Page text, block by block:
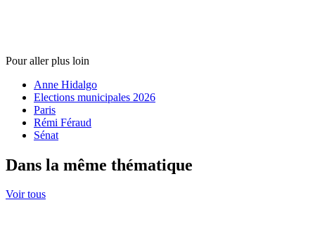
Pour aller plus loin
Anne Hidalgo
Elections municipales 2026
Paris
Rémi Féraud
Sénat
Dans la même thématique
Voir tous